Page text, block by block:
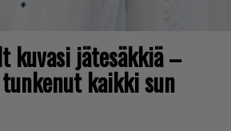
kuvasi jätesäkkiä –
kaikki sun